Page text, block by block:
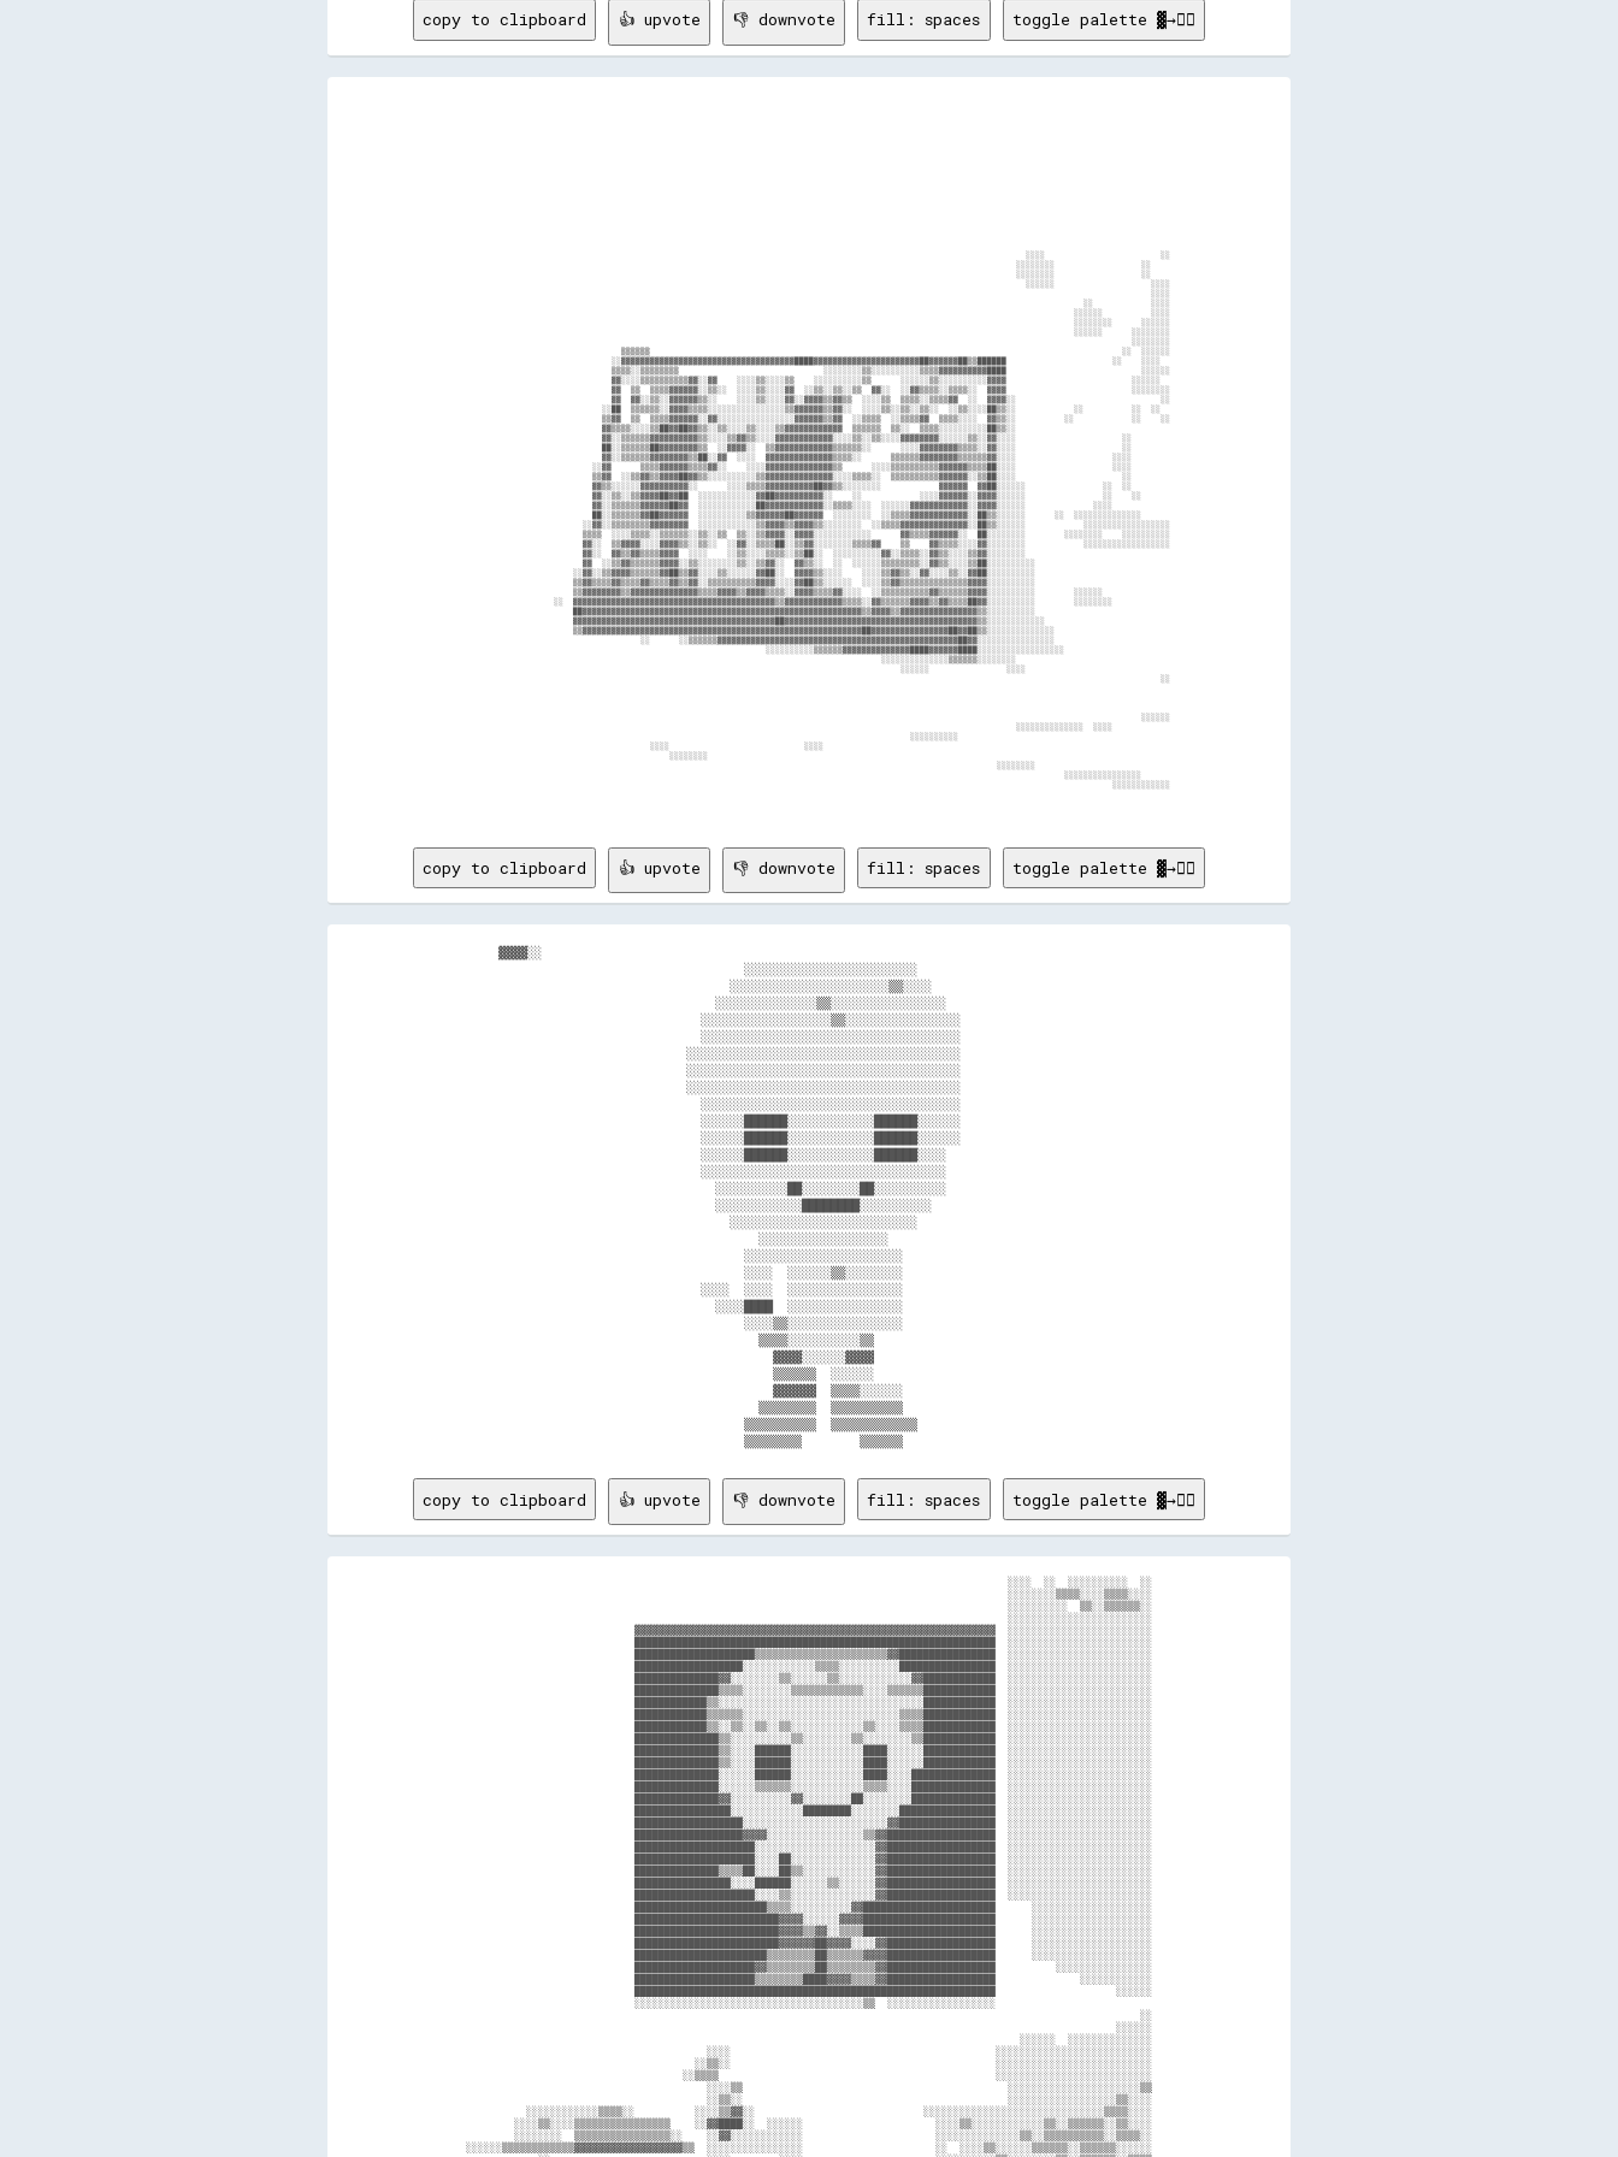
copy to clipboard 👍 upvote 👎 downvote fill: spaces toggle palette ▓→✊🏽
copy to clipboard 👍 upvote 👎 downvote fill: spaces toggle palette ▓→✊🏽
  ▓▓▓▓░░
                                    ░░░░░░░░░░░░░░░░░░░░░░░░
                                  ░░░░░░░░░░░░░░░░░░░░░░▒▒░░░░
                                ░░░░░░░░░░░░░░▒▒░░░░░░░░░░░░░░░░
                              ░░░░░░░░░░░░░░░░░░▒▒░░░░░░░░░░░░░░░░
                              ░░░░░░░░░░░░░░░░░░░░░░░░░░░░░░░░░░░░
                            ░░░░░░░░░░░░░░░░░░░░░░░░░░░░░░░░░░░░░░
                            ░░░░░░░░░░░░░░░░░░░░░░░░░░░░░░░░░░░░░░
                            ░░░░░░░░░░░░░░░░░░░░░░░░░░░░░░░░░░░░░░
                              ░░░░░░░░░░░░░░░░░░░░░░░░░░░░░░░░░░░░
                              ░░░░░░██████░░░░░░░░░░░░██████░░░░░░
                              ░░░░░░██████░░░░░░░░░░░░██████░░░░░░
                              ░░░░░░██████░░░░░░░░░░░░██████░░░░
                              ░░░░░░░░░░░░░░░░░░░░░░░░░░░░░░░░░░
                                ░░░░░░░░░░██░░░░░░░░██░░░░░░░░░░
                                ░░░░░░░░░░░░████████░░░░░░░░░░
                                  ░░░░░░░░░░░░░░░░░░░░░░░░░░
                                      ░░░░░░░░░░░░░░░░░░
                                    ░░░░░░░░░░░░░░░░░░░░░░
                                    ░░░░  ░░░░░░▒▒░░░░░░░░
                              ░░░░  ░░░░  ░░░░░░░░░░░░░░░░
                                ░░░░████  ░░░░░░░░░░░░░░░░
                                    ░░░░▒▒░░░░░░░░░░░░░░░░
                                      ▒▒▒▒░░░░░░░░░░▒▒
                                        ▓▓▓▓░░░░░░▓▓▓▓
                                        ▒▒▒▒▒▒  ░░░░░░
                                        ▓▓▓▓▓▓  ▒▒▒▒░░░░░░
                                      ▒▒▒▒▒▒▒▒  ▒▒▒▒▒▒▒▒▒▒
                                    ▒▒▒▒▒▒▒▒▒▒  ▒▒▒▒▒▒▒▒▒▒▒▒
copy to clipboard 👍 upvote 👎 downvote fill: spaces toggle palette ▓→✊🏽
                                                                                          ░░░░  ░░  ░░░░░░░░░░  ░░
                                                                                          ░░░░░░░░▒▒▒▒░░░░▒▒▒▒░░░░
                                                                                          ░░░░░░░░░░  ▒▒░░▒▒▒▒▒▒░░
                                                                                          ░░░░░░░░░░░░░░░░░░░░░░░░
                            ▓▓▓▓▓▓▓▓▓▓▓▓▓▓▓▓▓▓▓▓▓▓▓▓▓▓▓▓▓▓▓▓▓▓▓▓▓▓▓▓▓▓▓▓▓▓▓▓▓▓▓▓▓▓▓▓▓▓▓▓  ░░░░░░░░░░░░░░░░░░░░░░░░
                            ████████████████████████████████████████████████████████████  ░░░░░░░░░░░░░░░░░░░░░░░░
                            ████████████████████▒▒▒▒▒▒▒▒▒▒▒▒▒▒▒▒▒▒▒▒▒▒▓▓████████████████  ░░░░░░░░░░░░░░░░░░░░░░░░
                            ██████████████████░░░░░░░░░░░░▒▒▒▒░░░░░░░░░░████████████████  ░░░░░░░░░░░░░░░░░░░░░░░░
                            ██████████████▓▓░░░░░░░░▒▒░░░░░░▒▒░░░░░░░░░░░░▓▓████████████  ░░░░░░░░░░░░░░░░░░░░░░░░
                            ██████████████▒▒▒▒░░░░░░░░▒▒▒▒▒▒▒▒▒▒▒▒░░░░▒▒▒▒▒▒████████████  ░░░░░░░░░░░░░░░░░░░░░░░░
                            ████████████▒▒░░░░░░░░░░░░░░░░░░░░░░░░░░░░░░░░░░████████████  ░░░░░░░░░░░░░░░░░░░░░░░░
                            ████████████▒▒▒▒▒▒░░░░░░░░░░░░░░░░░░░░░░░░░░▒▒▒▒████████████  ░░░░░░░░░░░░░░░░░░░░░░░░
                            ████████████▒▒░░▒▒░░▒▒░░▒▒░░░░░░░░░░░░▒▒░░░░▒▒▒▒████████████  ░░░░░░░░░░░░░░░░░░░░░░░░
                            ██████████████▒▒░░░░░░░░░░▒▒░░░░░░░░▒▒░░░░░░░░▒▒████████████  ░░░░░░░░░░░░░░░░░░░░░░░░
                            ██████████████▒▒░░░░██████░░░░░░░░░░░░████░░░░░░████████████  ░░░░░░░░░░░░░░░░░░░░░░░░
                            ██████████████▒▒░░░░██████░░░░░░░░░░░░████░░░░░░████████████  ░░░░░░░░░░░░░░░░░░░░░░░░
                            ██████████████░░░░░░██████░░░░░░░░░░░░████░░░░██████████████  ░░░░░░░░░░░░░░░░░░░░░░░░
                            ██████████████░░░░░░▒▒▒▒▒▒░░░░░░░░░░░░▒▒▒▒░░░░██████████████  ░░░░░░░░░░░░░░░░░░░░░░░░
                            ██████████████▓▓░░░░░░░░░░▓▓░░░░░░░░██░░░░░░░░██████████████  ░░░░░░░░░░░░░░░░░░░░░░░░
                            ████████████████░░░░░░░░░░░░████████░░░░░░░░████████████████  ░░░░░░░░░░░░░░░░░░░░░░░░
                            ██████████████████░░░░░░░░░░░░░░░░░░░░░░░░▓▓████████████████  ░░░░░░░░░░░░░░░░░░░░░░░░
                            ██████████████████▓▓▓▓░░░░░░░░░░░░░░░░▒▒▓▓██████████████████  ░░░░░░░░░░░░░░░░░░░░░░░░
                            ████████████████████░░░░░░░░░░░░░░░░░░░░▓▓██████████████████  ░░░░░░░░░░░░░░░░░░░░░░░░
                            ████████████████████░░░░██░░░░░░░░░░░░░░▓▓██████████████████  ░░░░░░░░░░░░░░░░░░░░░░░░
                            ██████████████▒▒▒▒██░░░░██▒▒░░░░░░░░░░░░▓▓██████████████████  ░░░░░░░░░░░░░░░░░░░░░░░░
                            ████████████████░░░░██████░░░░░░▒▒░░░░░░▓▓██████████████████  ░░░░░░░░░░░░░░░░░░░░░░░░
                            ████████████████████░░░░▒▒░░░░░░░░░░░░░░▓▓██████████████████  ░░░░░░░░░░░░░░░░░░░░░░░░
                            ██████████████████████▒▒▒▒░░░░░░░░░░▓▓██████████████████████      ░░░░░░░░░░░░░░░░░░░░
                            ████████████████████████▓▓▓▓░░░░░░▓▓▓▓██████████████████████      ░░░░░░░░░░░░░░░░░░░░
                            ████████████████████████▓▓▓▓▒▒▓▓░░▒▒▒▒██████████████████████      ░░░░░░░░░░░░░░░░░░░░
                            ████████████████████████▓▓▓▓▓▓██▓▓▓▓░░░░▓▓██████████████████      ░░░░░░░░░░░░░░░░░░░░
                            ██████████████████████▒▒▒▒▒▒▒▒██▒▒▒▒▒▒▓▓▓▓██████████████████      ░░░░░░░░░░░░░░░░░░░░
                            ████████████████████▓▓▒▒▒▒▒▒▒▒██▒▒▒▒▒▒▒▒▓▓██████████████████          ░░░░░░░░░░░░░░░░
                            ████████████████████▒▒▒▒▒▒▒▒████▓▓▓▓▒▒▒▒▓▓██████████████████              ░░░░░░░░░░░░
                            ████████████████████████████████████████████████████████████                    ░░░░░░
                            ░░░░░░░░░░░░░░░░░░░░░░░░░░░░░░░░░░░░░░▒▒  ░░░░░░░░░░░░░░░░░░
                                                                                                                ░░
                                                                                                            ░░░░░░
                                                                                            ░░░░░░  ░░░░░░░░░░░░░░
                                        ░░░░                                            ░░░░░░░░░░░░░░░░░░░░░░░░░░
                                      ░░▒▒░░                                            ░░░░░░░░░░░░░░░░░░░░░░░░░░
                                    ░░▒▒▒▒                                              ░░░░░░░░░░░░░░░░░░░░░░░░░░
                                        ░░░░▒▒                                            ░░░░░░░░░░░░░░░░░░░░░░▒▒
                                        ░░▒▒░░                                            ░░░░░░░░░░░░░░░░░░▒▒░░░░
          ░░░░░░░░░░░░▒▒▒▒░░          ░░░░▒▒▓▓░░                            ░░░░░░░░░░░░░░░░░░░░░░░░░░░░░░▒▒▒▒░░░░
        ░░░░▒▒░░░░▒▒▒▒▒▒▒▒▒▒▒▒▒▒▒▒    ░░▓▓████░░  ░░░░░░                      ░░░░▒▒░░░░░░░░░░░░▒▒░░▒▒▒▒▒▒░░▒▒░░░░
        ░░░░░░░░  ▒▒▒▒▒▒▒▒▒▒▒▒▒▒▒▒░░    ░░▓▓░░░░░░░░░░░░                      ░░░░░░░░░░░░░░▒▒░░▒▒▒▒▒▒▒▒▒▒░░▒▒▒▒░░
░░░░░░▒▒▒▒▒▒▒▒▒▒▒▒▓▓▓▓▓▓▓▓▓▓▓▓▓▓▓▓▓▓▒▒  ░░░░░░░░░░░░░░░░                      ░░  ░░░░▒▒░░░░░░▒▒▒▒▒▒░░▒▒▒▒▒▒░░░░░░